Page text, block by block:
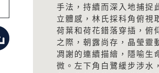
手法，持續而深入地捕捉
立體感，林氏採科角俯視
荷葉和荷花錯落穿插，俯
之際，朝露尚存，晶瑩靈
凋謝的連續描繪，隱喻生
微。左下角白鷺緩步涉水